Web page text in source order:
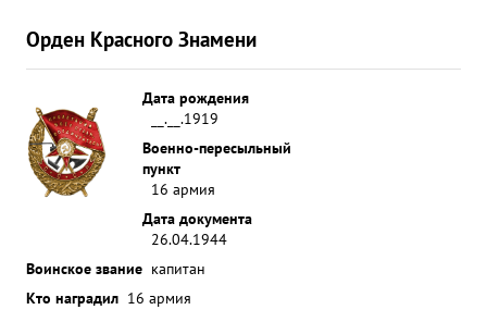
Орден Красного Знамени
Дата рождения
__.__.1919
Военно-пересыльный
пункт
16 армия
Дата документа
26.04.1944
Воинское звание капитан
Кто наградил 16 армия